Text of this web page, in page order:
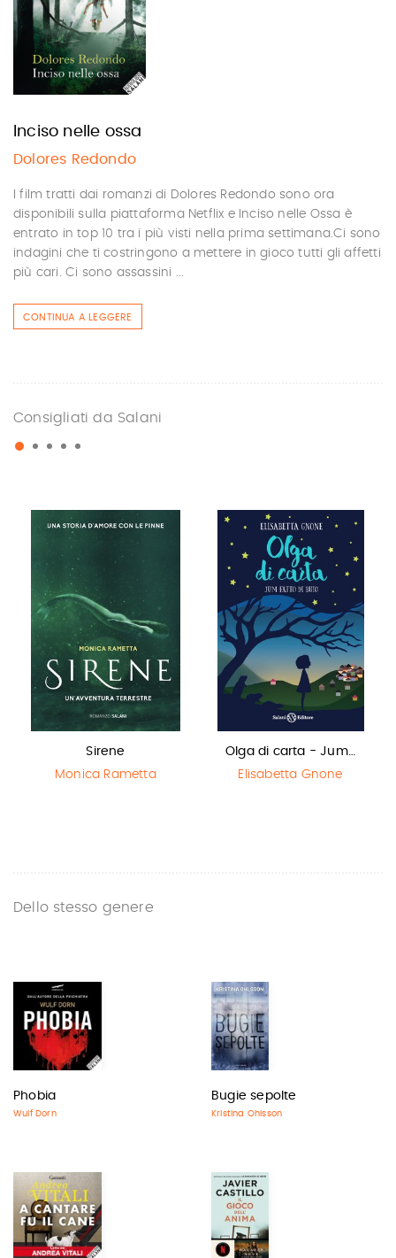
Inciso nelle ossa
Dolores Redondo
I film tratti dai romanzi di Dolores Redondo sono ora
disponibili sulla piattaforma Netflix e Inciso nelle Ossa è
entrato in top 10 tra i più visti nella prima settimana.Ci sono
indagini che ti costringono a mettere in gioco tutti gli affetti
più cari. Ci sono assassini ...
CONTINUA A LEGGERE
Consigliati da Salani
Sirene
Monica Rametta
Olga di carta - Jum…
Elisabetta Gnone
Dello stesso genere
Phobia
Wulf Dorn
Bugie sepolte
Kristina Ohlsson